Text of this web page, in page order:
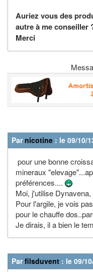
Auriez vous des
autre à me conseiller
Merci
Parnicotine : le 09/10/
pour une bonne
mineraux
préférences....
Moi, j'utilise
Pour l'argile, je vois
pour le chauffe
Je dirais, il a bien le
Parfilsduvent : le 09/